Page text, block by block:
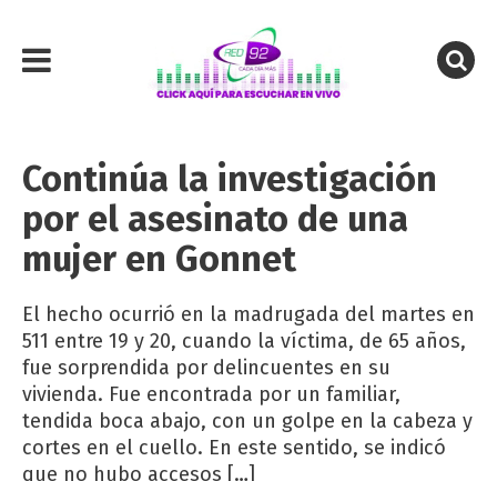
Continúa la investigación
por el asesinato de una
mujer en Gonnet
El hecho ocurrió en la madrugada del martes en
511 entre 19 y 20, cuando la víctima, de 65 años,
fue sorprendida por delincuentes en su
vivienda. Fue encontrada por un familiar,
tendida boca abajo, con un golpe en la cabeza y
cortes en el cuello. En este sentido, se indicó
que no hubo accesos […]